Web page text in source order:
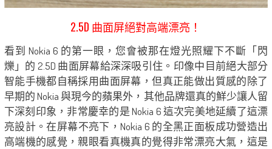
2.5D 曲面屏絕對高端漂亮！
看到 Nokia 6 的第一眼，您會被那在燈光照耀下不斷「閃
爍」的 2.5D 曲面屏幕給深深吸引住。印像中目前絕大部分
智能手機都自稱採用曲面屏幕，但真正能做出質感的除了
早期的 Nokia 與現今的蘋果外，其他品牌還真的鮮少讓人留
下深刻印象，非常慶幸的是 Nokia 6 這次完美地延續了這漂
亮設計。在屏幕不亮下，Nokia 6 的全黑正面板成功營造出
高端機的感覺，親眼看真機真的覺得非常漂亮大氣，這是